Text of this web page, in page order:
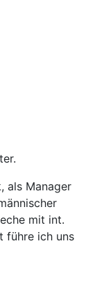
als Manager
mit int.
führe ich uns